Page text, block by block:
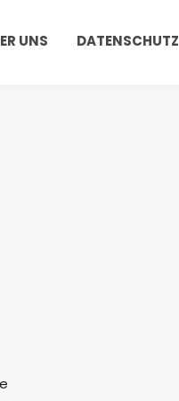
UNS DATENSCHUTZ